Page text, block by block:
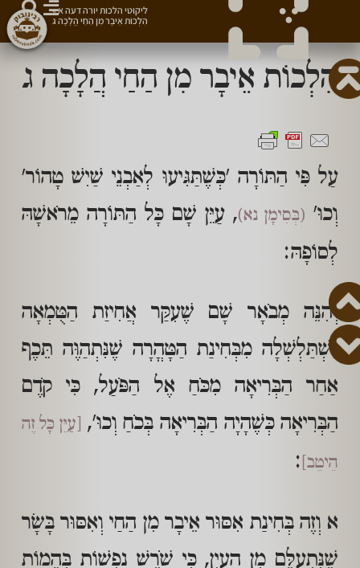
הִלְכוֹת אֵיבָר מִן הַחַי הֲלָכָה ג
עַל פִּי הַתּוֹרָה 'כְּשֶׁתַּגִּיעוּ לְאַבְנֵי שַׁיִשׁ טָהוֹר'
וְכוּ' (בְּסִימָן נא), עַיֵּן שָׁם כָּל הַתּוֹרָה מֵרֹאשָׁהּ
לְסוֹפָהּ:
וְהִנֵּה מְבֹאָר שָׁם שֶׁעִקַּר אֲחִיזַת הַטֻּמְאָה
נִשְׁתַּלְשְׁלָה מִבְּחִינַת הַטָּהֳרָה שֶׁנִּתְהַוֶּה תֵּכֶף
אַחַר הַבְּרִיאָה מִכֹּחַ אֶל הַפֹּעַל, כִּי קֹדֶם
הַבְּרִיאָה כְּשֶׁהָיָה הַבְּרִיאָה בְּכֹחַ וְכוּ', [עַיֵּן כָּל זֶה
הֵיטֵב] :
א וְזֶה בְּחִינַת אִסּוּר אֵיבָר מִן הַחַי וְאִסּוּר בָּשָׂר
שֶׁנִּתְעַלֵּם מִן הָעַיִן, כִּי שֹׁרֶשׁ נַפְשׁוֹת בְּהֵמוֹת
ליקוטי הלכות יורה דעה א»
הִלְכוֹת אֵיבָר מִן הַחַי הֲלָכָה ג